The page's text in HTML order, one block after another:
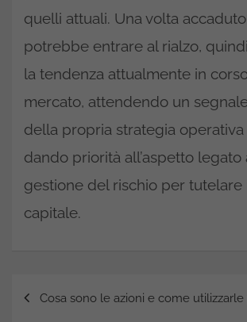
quelli attuali. Una volta
potrebbe entrare al rialzo,
la tendenza attualmente in
mercato, attendendo un
della propria strategia
dando priorità all’aspetto legato
gestione del rischio per
capitale.
Cosa sono le azioni e come